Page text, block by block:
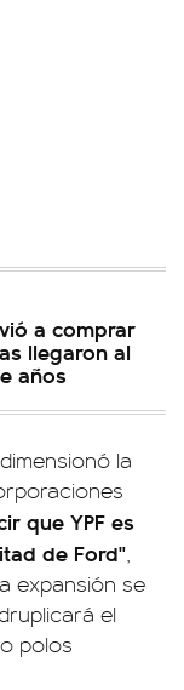
a comprar
llegaron al
años
la
que YPF es
de Ford",
expansión se
el
polos